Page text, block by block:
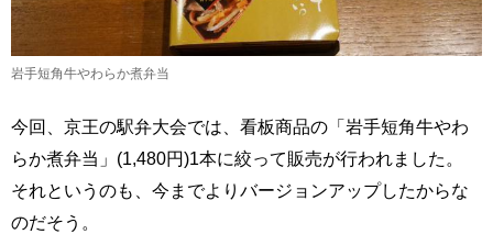
岩手短角牛やわらか煮弁当
今回、京王の駅弁大会では、看板商品の「岩手短角牛やわ
らか煮弁当」(1,480円)1本に絞って販売が行われました。
それというのも、今までよりバージョンアップしたからな
のだそう。